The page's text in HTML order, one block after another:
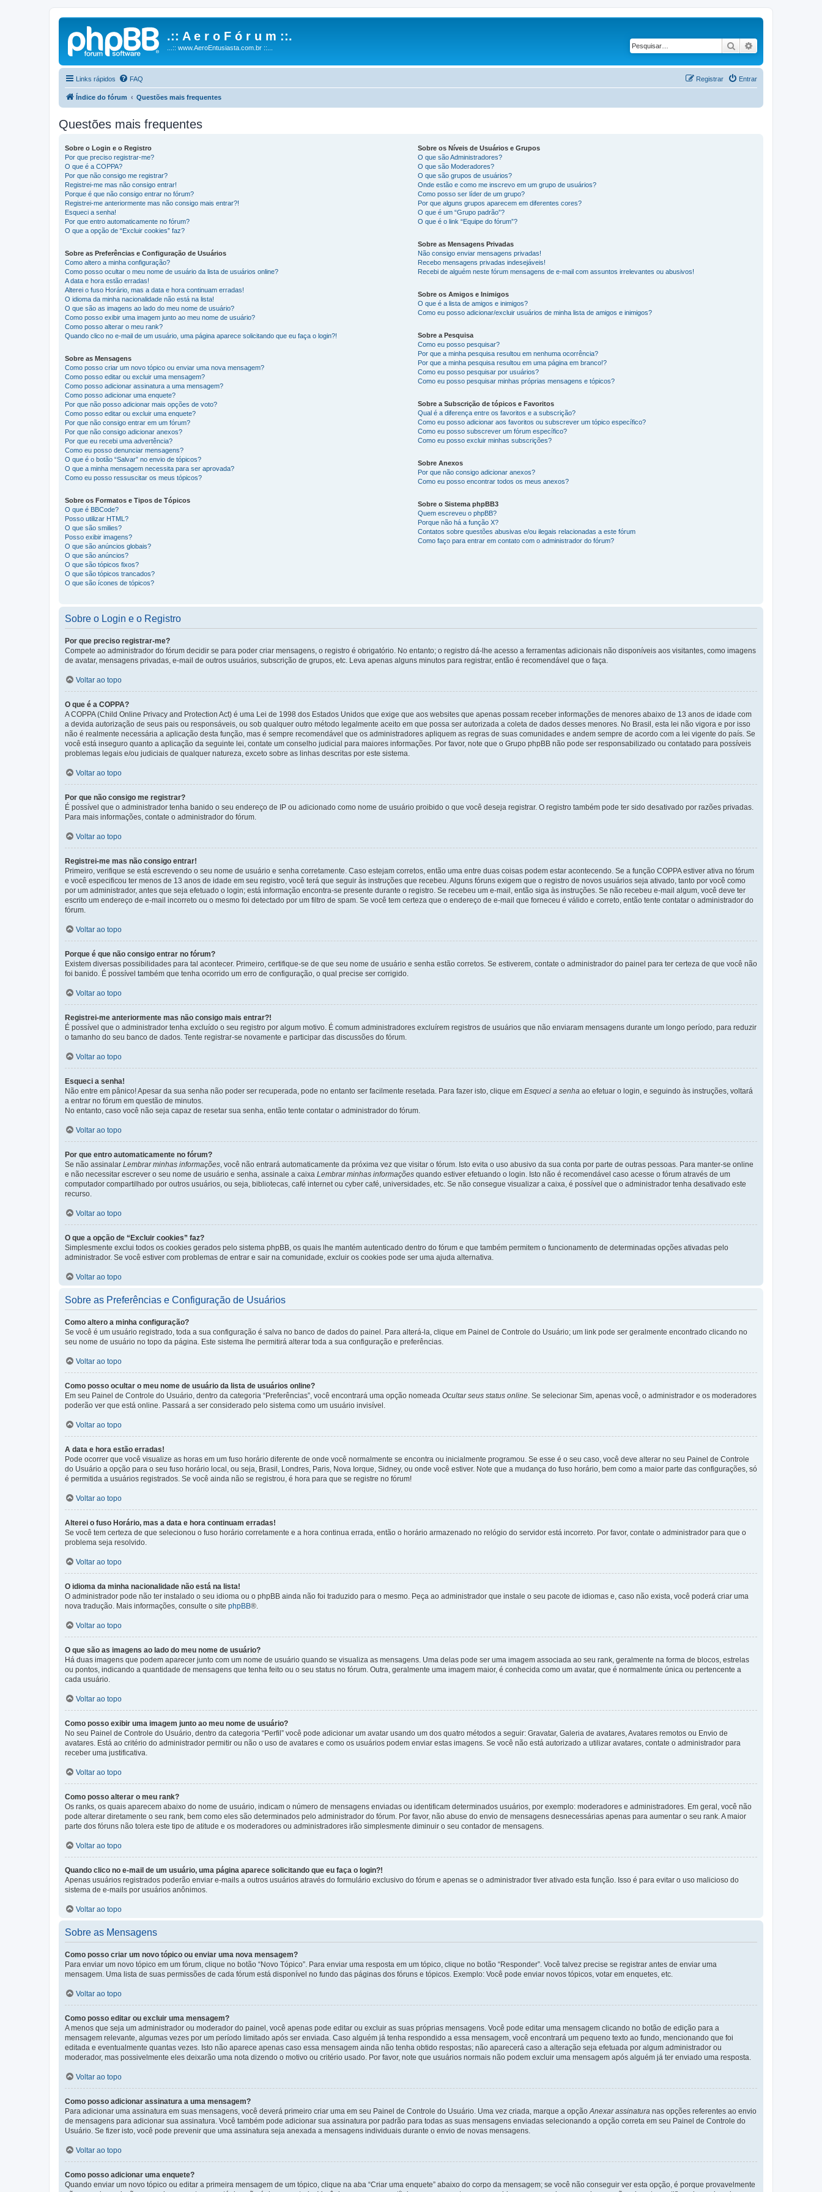
.:: A e r o F ó r u m ::.
...:: www.AeroEntusiasta.com.br ::... Pesquisar
Links rápidos FAQ Entrar
Registrar
Índice do fórum Questões mais frequentes
Questões mais frequentes
Sobre o Login e o Registro
Por que preciso registrar-me?
O que é a COPPA?
Por que não consigo me registrar?
Registrei-me mas não consigo entrar!
Porque é que não consigo entrar no fórum?
Registrei-me anteriormente mas não consigo mais entrar?!
Esqueci a senha!
Por que entro automaticamente no fórum?
O que a opção de “Excluir cookies” faz?
Sobre as Preferências e Configuração de Usuários
Como altero a minha configuração?
Como posso ocultar o meu nome de usuário da lista de usuários online?
A data e hora estão erradas!
Alterei o fuso Horário, mas a data e hora continuam erradas!
O idioma da minha nacionalidade não está na lista!
O que são as imagens ao lado do meu nome de usuário?
Como posso exibir uma imagem junto ao meu nome de usuário?
Como posso alterar o meu rank?
Quando clico no e-mail de um usuário, uma página aparece solicitando que eu faça o login?!
Sobre as Mensagens
Como posso criar um novo tópico ou enviar uma nova mensagem?
Como posso editar ou excluir uma mensagem?
Como posso adicionar assinatura a uma mensagem?
Como posso adicionar uma enquete?
Por que não posso adicionar mais opções de voto?
Como posso editar ou excluir uma enquete?
Por que não consigo entrar em um fórum?
Por que não consigo adicionar anexos?
Por que eu recebi uma advertência?
Como eu posso denunciar mensagens?
O que é o botão “Salvar” no envio de tópicos?
O que a minha mensagem necessita para ser aprovada?
Como eu posso ressuscitar os meus tópicos?
Sobre os Formatos e Tipos de Tópicos
O que é BBCode?
Posso utilizar HTML?
O que são smilies?
Posso exibir imagens?
O que são anúncios globais?
O que são anúncios?
O que são tópicos fixos?
O que são tópicos trancados?
O que são ícones de tópicos?
Sobre os Níveis de Usuários e Grupos
O que são Administradores?
O que são Moderadores?
O que são grupos de usuários?
Onde estão e como me inscrevo em um grupo de usuários?
Como posso ser líder de um grupo?
Por que alguns grupos aparecem em diferentes cores?
O que é um “Grupo padrão”?
O que é o link “Equipe do fórum”?
Sobre as Mensagens Privadas
Não consigo enviar mensagens privadas!
Recebo mensagens privadas indesejáveis!
Recebi de alguém neste fórum mensagens de e-mail com assuntos irrelevantes ou abusivos!
Sobre os Amigos e Inimigos
O que é a lista de amigos e inimigos?
Como eu posso adicionar/excluir usuários de minha lista de amigos e inimigos?
Sobre a Pesquisa
Como eu posso pesquisar?
Por que a minha pesquisa resultou em nenhuma ocorrência?
Por que a minha pesquisa resultou em uma página em branco!?
Como eu posso pesquisar por usuários?
Como eu posso pesquisar minhas próprias mensagens e tópicos?
Sobre a Subscrição de tópicos e Favoritos
Qual é a diferença entre os favoritos e a subscrição?
Como eu posso adicionar aos favoritos ou subscrever um tópico específico?
Como eu posso subscrever um fórum específico?
Como eu posso excluir minhas subscrições?
Sobre Anexos
Por que não consigo adicionar anexos?
Como eu posso encontrar todos os meus anexos?
Sobre o Sistema phpBB3
Quem escreveu o phpBB?
Porque não há a função X?
Contatos sobre questões abusivas e/ou ilegais relacionadas a este fórum
Como faço para entrar em contato com o administrador do fórum?
Sobre o Login e o Registro
Por que preciso registrar-me?
Compete ao administrador do fórum decidir se para poder criar mensagens, o registro é obrigatório. No entanto; o registro dá-lhe acesso a ferramentas adicionais não disponíveis aos visitantes, como imagens
de avatar, mensagens privadas, e-mail de outros usuários, subscrição de grupos, etc. Leva apenas alguns minutos para registrar, então é recomendável que o faça.
Voltar ao topo
O que é a COPPA?
A COPPA (Child Online Privacy and Protection Act) é uma Lei de 1998 dos Estados Unidos que exige que aos websites que apenas possam receber informações de menores abaixo de 13 anos de idade com
a devida autorização de seus pais ou responsáveis, ou sob qualquer outro método legalmente aceito em que possa ser autorizada a coleta de dados desses menores. No Brasil, esta lei não vigora e por isso
não é realmente necessária a aplicação desta função, mas é sempre recomendável que os administradores apliquem as regras de suas comunidades e andem sempre de acordo com a lei vigente do país. Se
você está inseguro quanto a aplicação da seguinte lei, contate um conselho judicial para maiores informações. Por favor, note que o Grupo phpBB não pode ser responsabilizado ou contatado para possíveis
problemas legais e/ou judiciais de qualquer natureza, exceto sobre as linhas descritas por este sistema.
Voltar ao topo
Por que não consigo me registrar?
É possível que o administrador tenha banido o seu endereço de IP ou adicionado como nome de usuário proibido o que você deseja registrar. O registro também pode ter sido desativado por razões privadas.
Para mais informações, contate o administrador do fórum.
Voltar ao topo
Registrei-me mas não consigo entrar!
Primeiro, verifique se está escrevendo o seu nome de usuário e senha corretamente. Caso estejam corretos, então uma entre duas coisas podem estar acontecendo. Se a função COPPA estiver ativa no fórum
e você especificou ter menos de 13 anos de idade em seu registro, você terá que seguir às instruções que recebeu. Alguns fóruns exigem que o registro de novos usuários seja ativado, tanto por você como
por um administrador, antes que seja efetuado o login; está informação encontra-se presente durante o registro. Se recebeu um e-mail, então siga às instruções. Se não recebeu e-mail algum, você deve ter
escrito um endereço de e-mail incorreto ou o mesmo foi detectado por um filtro de spam. Se você tem certeza que o endereço de e-mail que forneceu é válido e correto, então tente contatar o administrador do
fórum.
Voltar ao topo
Porque é que não consigo entrar no fórum?
Existem diversas possibilidades para tal acontecer. Primeiro, certifique-se de que seu nome de usuário e senha estão corretos. Se estiverem, contate o administrador do painel para ter certeza de que você não
foi banido. É possível também que tenha ocorrido um erro de configuração, o qual precise ser corrigido.
Voltar ao topo
Registrei-me anteriormente mas não consigo mais entrar?!
É possível que o administrador tenha excluído o seu registro por algum motivo. É comum administradores excluírem registros de usuários que não enviaram mensagens durante um longo período, para reduzir
o tamanho do seu banco de dados. Tente registrar-se novamente e participar das discussões do fórum.
Voltar ao topo
Esqueci a senha!
Não entre em pânico! Apesar da sua senha não poder ser recuperada, pode no entanto ser facilmente resetada. Para fazer isto, clique em Esqueci a senha ao efetuar o login, e seguindo às instruções, voltará
a entrar no fórum em questão de minutos.
No entanto, caso você não seja capaz de resetar sua senha, então tente contatar o administrador do fórum.
Voltar ao topo
Por que entro automaticamente no fórum?
Se não assinalar Lembrar minhas informações , você não entrará automaticamente da próxima vez que visitar o fórum. Isto evita o uso abusivo da sua conta por parte de outras pessoas. Para manter-se online
e não necessitar escrever o seu nome de usuário e senha, assinale a caixa Lembrar minhas informações quando estiver efetuando o login. Isto não é recomendável caso acesse o fórum através de um
computador compartilhado por outros usuários, ou seja, bibliotecas, café internet ou cyber café, universidades, etc. Se não consegue visualizar a caixa, é possível que o administrador tenha desativado este
recurso.
Voltar ao topo
O que a opção de “Excluir cookies” faz?
Simplesmente exclui todos os cookies gerados pelo sistema phpBB, os quais lhe mantém autenticado dentro do fórum e que também permitem o funcionamento de determinadas opções ativadas pelo
administrador. Se você estiver com problemas de entrar e sair na comunidade, excluir os cookies pode ser uma ajuda alternativa.
Voltar ao topo
Sobre as Preferências e Configuração de Usuários
Como altero a minha configuração?
Se você é um usuário registrado, toda a sua configuração é salva no banco de dados do painel. Para alterá-la, clique em Painel de Controle do Usuário; um link pode ser geralmente encontrado clicando no
seu nome de usuário no topo da página. Este sistema lhe permitirá alterar toda a sua configuração e preferências.
Voltar ao topo
Como posso ocultar o meu nome de usuário da lista de usuários online?
Em seu Painel de Controle do Usuário, dentro da categoria “Preferências”, você encontrará uma opção nomeada Ocultar seus status online . Se selecionar Sim, apenas você, o administrador e os moderadores
poderão ver que está online. Passará a ser considerado pelo sistema como um usuário invisível.
Voltar ao topo
A data e hora estão erradas!
Pode ocorrer que você visualize as horas em um fuso horário diferente de onde você normalmente se encontra ou inicialmente programou. Se esse é o seu caso, você deve alterar no seu Painel de Controle
do Usuário a opção para o seu fuso horário local, ou seja, Brasil, Londres, Paris, Nova Iorque, Sidney, ou onde você estiver. Note que a mudança do fuso horário, bem como a maior parte das configurações, só
é permitida a usuários registrados. Se você ainda não se registrou, é hora para que se registre no fórum!
Voltar ao topo
Alterei o fuso Horário, mas a data e hora continuam erradas!
Se você tem certeza de que selecionou o fuso horário corretamente e a hora continua errada, então o horário armazenado no relógio do servidor está incorreto. Por favor, contate o administrador para que o
problema seja resolvido.
Voltar ao topo
O idioma da minha nacionalidade não está na lista!
O administrador pode não ter instalado o seu idioma ou o phpBB ainda não foi traduzido para o mesmo. Peça ao administrador que instale o seu pacote de idiomas e, caso não exista, você poderá criar uma
nova tradução. Mais informações, consulte o site phpBB®.
Voltar ao topo
O que são as imagens ao lado do meu nome de usuário?
Há duas imagens que podem aparecer junto com um nome de usuário quando se visualiza as mensagens. Uma delas pode ser uma imagem associada ao seu rank, geralmente na forma de blocos, estrelas
ou pontos, indicando a quantidade de mensagens que tenha feito ou o seu status no fórum. Outra, geralmente uma imagem maior, é conhecida como um avatar, que é normalmente única ou pertencente a
cada usuário.
Voltar ao topo
Como posso exibir uma imagem junto ao meu nome de usuário?
No seu Painel de Controle do Usuário, dentro da categoria “Perfil” você pode adicionar um avatar usando um dos quatro métodos a seguir: Gravatar, Galeria de avatares, Avatares remotos ou Envio de
avatares. Está ao critério do administrador permitir ou não o uso de avatares e como os usuários podem enviar estas imagens. Se você não está autorizado a utilizar avatares, contate o administrador para
receber uma justificativa.
Voltar ao topo
Como posso alterar o meu rank?
Os ranks, os quais aparecem abaixo do nome de usuário, indicam o número de mensagens enviadas ou identificam determinados usuários, por exemplo: moderadores e administradores. Em geral, você não
pode alterar diretamente o seu rank, bem como eles são determinados pelo administrador do fórum. Por favor, não abuse do envio de mensagens desnecessárias apenas para aumentar o seu rank. A maior
parte dos fóruns não tolera este tipo de atitude e os moderadores ou administradores irão simplesmente diminuir o seu contador de mensagens.
Voltar ao topo
Quando clico no e-mail de um usuário, uma página aparece solicitando que eu faça o login?!
Apenas usuários registrados poderão enviar e-mails a outros usuários através do formulário exclusivo do fórum e apenas se o administrador tiver ativado esta função. Isso é para evitar o uso malicioso do
sistema de e-mails por usuários anônimos.
Voltar ao topo
Sobre as Mensagens
Como posso criar um novo tópico ou enviar uma nova mensagem?
Para enviar um novo tópico em um fórum, clique no botão “Novo Tópico”. Para enviar uma resposta em um tópico, clique no botão “Responder”. Você talvez precise se registrar antes de enviar uma
mensagem. Uma lista de suas permissões de cada fórum está disponível no fundo das páginas dos fóruns e tópicos. Exemplo: Você pode enviar novos tópicos, votar em enquetes, etc.
Voltar ao topo
Como posso editar ou excluir uma mensagem?
A menos que seja um administrador ou moderador do painel, você apenas pode editar ou excluir as suas próprias mensagens. Você pode editar uma mensagem clicando no botão de edição para a
mensagem relevante, algumas vezes por um período limitado após ser enviada. Caso alguém já tenha respondido a essa mensagem, você encontrará um pequeno texto ao fundo, mencionando que foi
editada e eventualmente quantas vezes. Isto não aparece apenas caso essa mensagem ainda não tenha obtido respostas; não aparecerá caso a alteração seja efetuada por algum administrador ou
moderador, mas possivelmente eles deixarão uma nota dizendo o motivo ou critério usado. Por favor, note que usuários normais não podem excluir uma mensagem após alguém já ter enviado uma resposta.
Voltar ao topo
Como posso adicionar assinatura a uma mensagem?
Para adicionar uma assinatura em suas mensagens, você deverá primeiro criar uma em seu Painel de Controle do Usuário. Uma vez criada, marque a opção Anexar assinatura nas opções referentes ao envio
de mensagens para adicionar sua assinatura. Você também pode adicionar sua assinatura por padrão para todas as suas mensagens enviadas selecionando a opção correta em seu Painel de Controle do
Usuário. Se fizer isto, você pode prevenir que uma assinatura seja anexada a mensagens individuais durante o envio de novas mensagens.
Voltar ao topo
Como posso adicionar uma enquete?
Quando enviar um novo tópico ou editar a primeira mensagem de um tópico, clique na aba “Criar uma enquete” abaixo do corpo da mensagem; se você não conseguir ver esta opção, é porque provavelmente